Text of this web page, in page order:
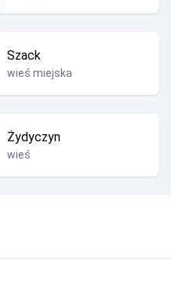
Szack
wieś miejska
Żydyczyn
wieś